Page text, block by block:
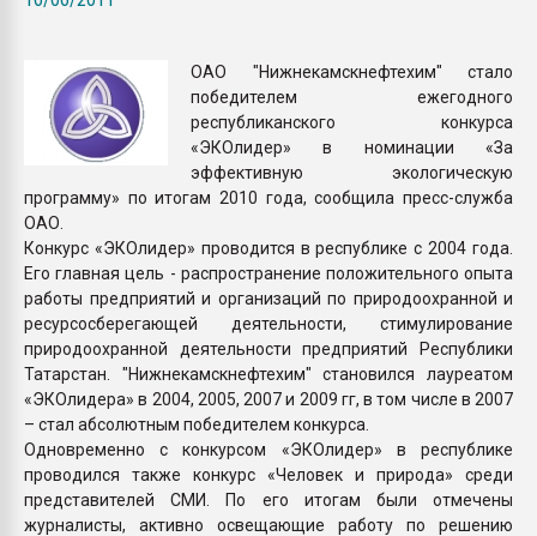
ПЕРЕЙТИ НА
ОАО "Нижнекамскнефтехим" стало
победителем ежегодного
республиканского конкурса
«ЭКОлидер» в номинации «За
эффективную экологическую
программу» по итогам 2010 года, сообщила пресс-служба
ОАО.
Конкурс «ЭКОлидер» проводится в республике с 2004 года.
Его главная цель - распространение положительного опыта
работы предприятий и организаций по природоохранной и
ресурсосберегающей деятельности, стимулирование
природоохранной деятельности предприятий Республики
Татарстан. "Нижнекамскнефтехим" становился лауреатом
«ЭКОлидера» в 2004, 2005, 2007 и 2009 гг, в том числе в 2007
– стал абсолютным победителем конкурса.
Одновременно с конкурсом «ЭКОлидер» в республике
проводился также конкурс «Человек и природа» среди
представителей СМИ. По его итогам были отмечены
журналисты, активно освещающие работу по решению